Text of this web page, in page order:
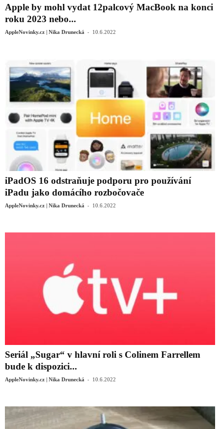
Apple by mohl vydat 12palcový MacBook na konci
roku 2023 nebo...
AppleNovinky.cz | Nika Drunecká - 10.6.2022
iPadOS 16 odstraňuje podporu pro používání
iPadu jako domácího rozbočovače
AppleNovinky.cz | Nika Drunecká - 10.6.2022
Seriál „Sugar“ v hlavní roli s Colinem Farrellem
bude k dispozici...
AppleNovinky.cz | Nika Drunecká - 10.6.2022